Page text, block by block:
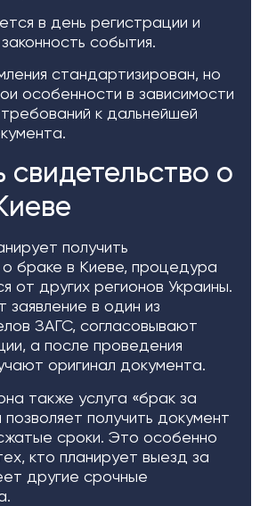
в день регистрации и
события.
стандартизирован, но
особенности в зависимости
к дальнейшей
свидетельство о
получить
браке в Киеве, процедура
от других регионов Украины.
заявление в один из
ЗАГС, согласовывают
а после проведения
оригинал документа.
также услуга «брак за
позволяет получить документ
сроки. Это особенно
кто планирует выезд за
другие срочные